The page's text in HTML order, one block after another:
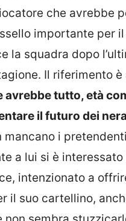
che avrebbe
importante per
la squadra dopo
Il riferimento è
avrebbe tutto, età
il futuro dei
mancano i
a lui si è interessato
intenzionato a
il suo cartellino,